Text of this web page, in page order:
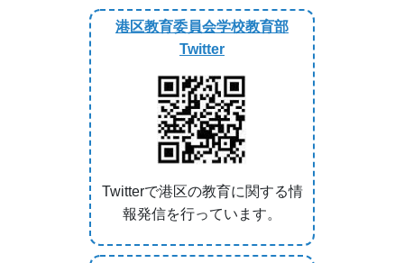
港区教育委員会学校教育部
Twitter
Twitterで港区の教育に関する情
報発信を行っています。